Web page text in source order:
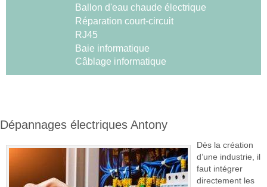
Ballon d'eau chaude électrique
Réparation court-circuit
RJ45
Baie informatique
Câblage informatique
Dépannages électriques Antony
Dès la création
d’une industrie, il
faut intégrer
directement les